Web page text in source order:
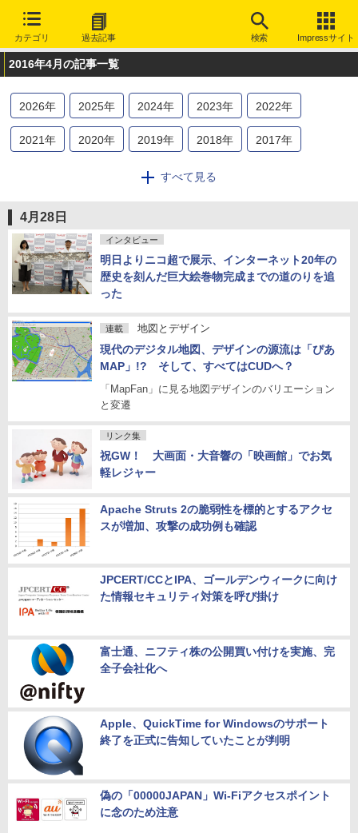
カテゴリ 過去記事 検索 Impressサイト
2016年4月の記事一覧
2026年 2025年 2024年 2023年 2022年
2021年 2020年 2019年 2018年 2017年
2014年 2013
2006年 2005 年 2004
2001年 2000年 1999年 1998年 1997年
すべて見る
4月28日
インタビュー
明日よりニコ超で展示、インターネット20年の
歴史を刻んだ巨大絵巻物完成までの道のりを追
った
連載 地図とデザイン
現代のデジタル地図、デザインの源流は「ぴあ
MAP」!? そして、すべてはCUDへ？
「MapFan」に見る地図デザインのバリエーション
と変遷
リンク集
祝GW！ 大画面・大音響の「映画館」でお気
軽レジャー
Apache Struts 2の脆弱性を標的とするアクセ
スが増加、攻撃の成功例も確認
JPCERT/CCとIPA、ゴールデンウィークに向け
た情報セキュリティ対策を呼び掛け
富士通、ニフティ株の公開買い付けを実施、完
全子会社化へ
Apple、QuickTime for Windowsのサポート
終了を正式に告知していたことが判明
偽の「00000JAPAN」Wi-Fiアクセスポイント
に念のため注意